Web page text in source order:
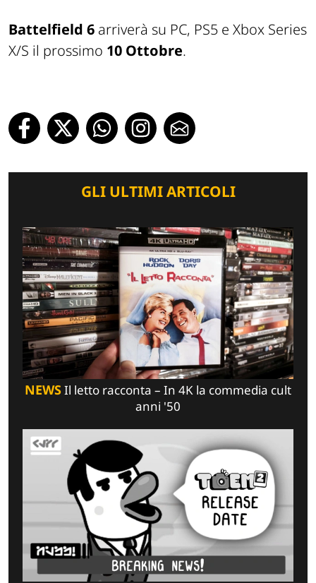
Battelfield 6 arriverà su PC, PS5 e Xbox Series
X/S il prossimo 10 Ottobre.
GLI ULTIMI ARTICOLI
NEWSIl letto racconta – In 4K la commedia cult
anni '50